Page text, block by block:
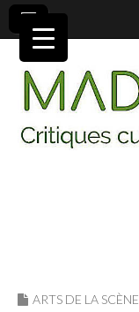
ARTS DE LA SCÈNE